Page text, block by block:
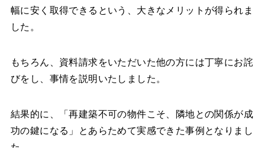
幅に安く取得できるという、大きなメリットが得られま
した。
もちろん、資料請求をいただいた他の方には丁寧にお詫
びをし、事情を説明いたしました。
結果的に、「再建築不可の物件こそ、隣地との関係が成
功の鍵になる」とあらためて実感できた事例となりまし